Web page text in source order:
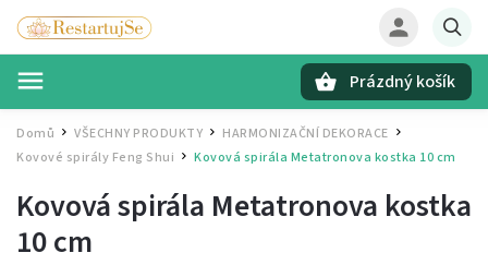
Prázdný košík
Domů / VŠECHNY PRODUKTY / HARMONIZAČNÍ DEKORACE
Kovové spirály Feng Shui / Kovová spirála Metatronova kostka 10 cm
Kovová spirála Metatronova kostka
10 cm